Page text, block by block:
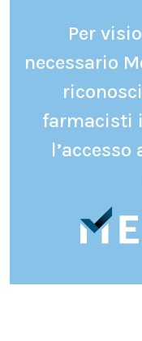
Per
necessario
farmacisti